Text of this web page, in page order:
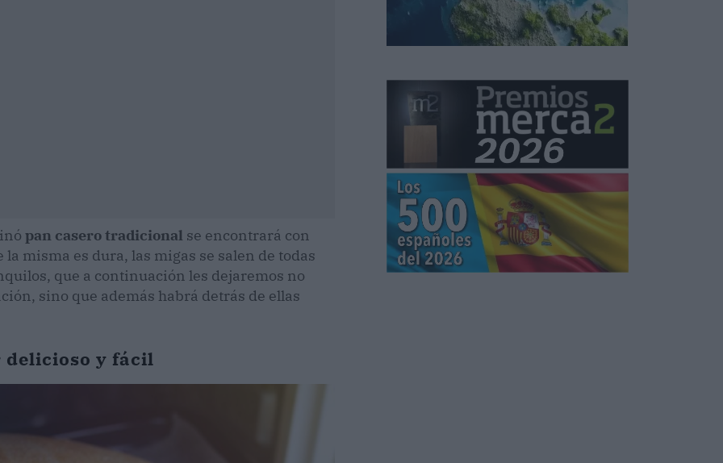
pan casero tradicional se encontrará con
misma es dura, las migas se salen de todas
que a continuación les dejaremos no
sino que además habrá detrás de ellas
delicioso y fácil